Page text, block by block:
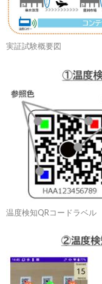
実証試験概要図
温度検知QRコードラベル